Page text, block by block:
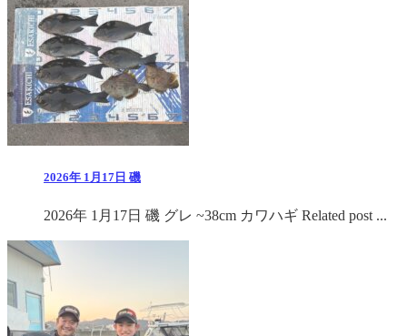
2026年 1月17日 磯
2026年 1月17日 磯 グレ ~38cm カワハギ Related post ...